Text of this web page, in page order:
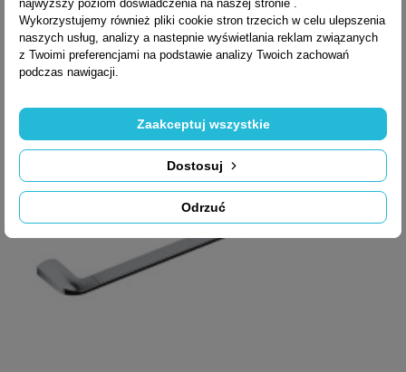
358,96 zł brutto
najwyższy poziom doświadczenia na naszej stronie .
Wykorzystujemy również pliki cookie stron trzecich w celu ulepszenia
naszych usług, analizy a nastepnie wyświetlania reklam związanych
z Twoimi preferencjami na podstawie analizy Twoich zachowań
podczas nawigacji.
Odrzuć
Dostosuj
Zaakceptuj wszystkie